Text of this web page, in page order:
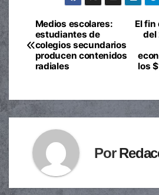
Navegación
de
El fin
del
los
Medios escolares:
estudiantes de
colegios secundarios
producen contenidos
radiales
Por